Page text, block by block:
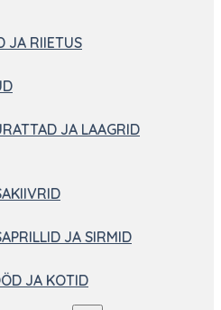
JA RIIETUS
JA LAAGRID
JA SIRMID
JA KOTID